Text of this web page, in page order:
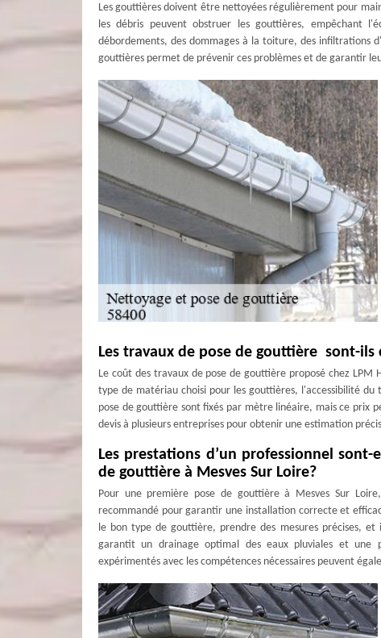
Les gouttières doivent être nettoyées régulièrement pour
les débris peuvent obstruer les gouttières, empêchant
débordements, des dommages à la toiture, des infiltrations
gouttières permet de prévenir ces problèmes et de garantir
Les travaux de pose de gouttière sont-ils
Le coût des travaux de pose de gouttière proposé chez
type de matériau choisi pour les gouttières, l'accessibilité
pose de gouttière sont fixés par mètre linéaire, mais ce prix
devis à plusieurs entreprises pour obtenir une estimation
Les prestations d’un professionnel
de gouttière à Mesves Sur Loire?
Pour une première pose de gouttière à Mesves Sur
recommandé pour garantir une installation correcte et
le bon type de gouttière, prendre des mesures précises,
garantit un drainage optimal des eaux pluviales et une
expérimentés avec les compétences nécessaires peuvent